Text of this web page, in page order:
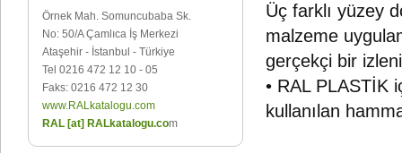
Örnek Mah. Somuncubaba Sk.
No: 50/A Çamlıca İş Merkezi
Ataşehir - İstanbul - Türkiye
Tel 0216 472 12 10 - 05
Faks: 0216 472 12 30
www.RALkatalogu.com
RAL [at] RALkatalogu.com
Üç farklı yüzey
malzeme
gerçekçi bir
• RAL PLASTİK
kullanılan